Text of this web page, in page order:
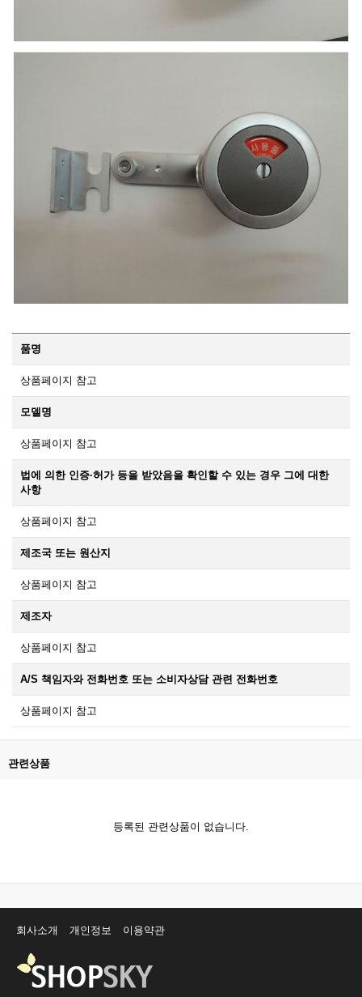
품명
상품페이지 참고
모델명
상품페이지 참고
법에 의한 인증·허가 등을 받았음을 확인할 수 있는 경우 그에 대한
사항
상품페이지 참고
제조국 또는 원산지
상품페이지 참고
제조자
상품페이지 참고
A/S 책임자와 전화번호 또는 소비자상담 관련 전화번호
상품페이지 참고
관련상품
등록된 관련상품이 없습니다.
회사소개 개인정보 이용약관